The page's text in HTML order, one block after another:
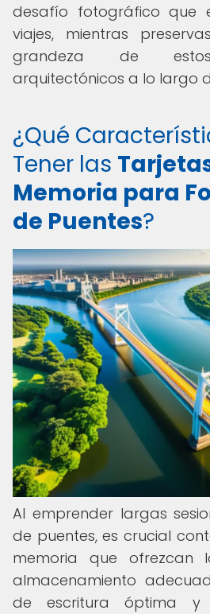
desafío fotográfico que
viajes, mientras
grandeza de estos
arquitectónicos a lo largo
¿Qué
Tener las
Memoria para
de Puentes?
Al emprender largas
de puentes, es crucial
memoria que ofrezcan
almacenamiento
de escritura óptima y